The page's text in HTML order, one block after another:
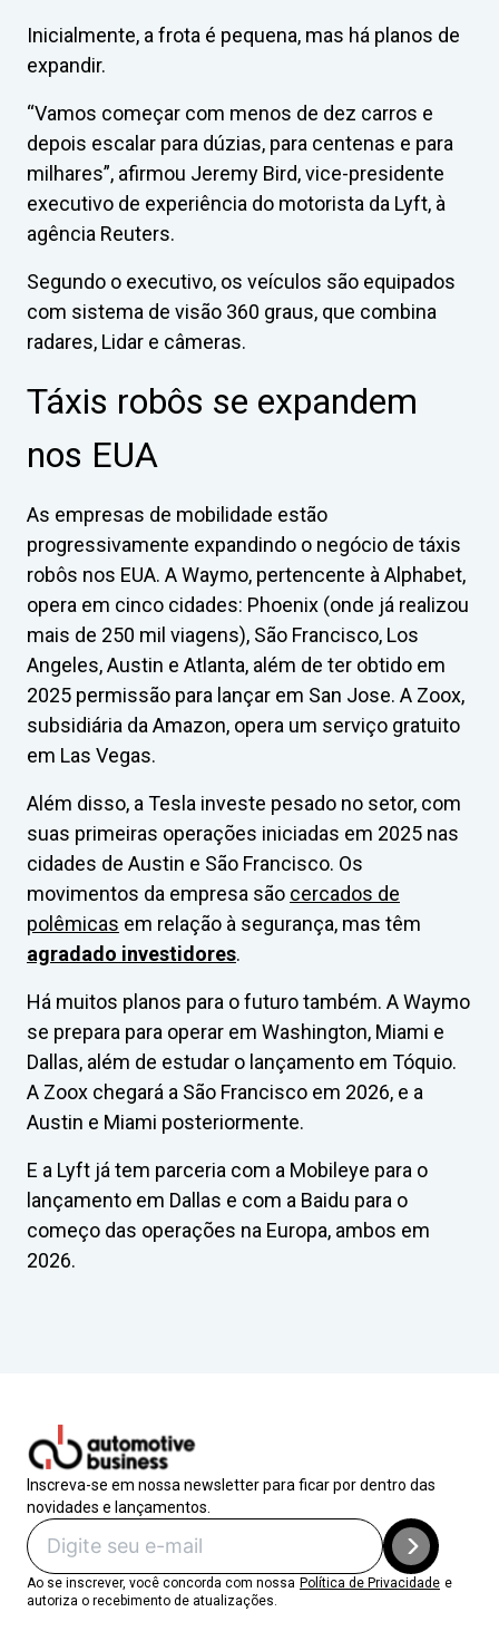
Inicialmente, a frota é pequena, mas há planos de
expandir.
“Vamos começar com menos de dez carros e
depois escalar para dúzias, para centenas e para
milhares”, afirmou Jeremy Bird, vice-presidente
executivo de experiência do motorista da Lyft, à
agência Reuters.
Segundo o executivo, os veículos são equipados
com sistema de visão 360 graus, que combina
radares, Lidar e câmeras.
Táxis robôs se expandem
nos EUA
As empresas de mobilidade estão
progressivamente expandindo o negócio de táxis
robôs nos EUA. A Waymo, pertencente à Alphabet,
opera em cinco cidades: Phoenix (onde já realizou
mais de 250 mil viagens), São Francisco, Los
Angeles, Austin e Atlanta, além de ter obtido em
2025 permissão para lançar em San Jose. A Zoox,
subsidiária da Amazon, opera um serviço gratuito
em Las Vegas.
Além disso, a Tesla investe pesado no setor, com
suas primeiras operações iniciadas em 2025 nas
cidades de Austin e São Francisco. Os
movimentos da empresa são cercados de
polêmicas em relação à segurança, mas têm
agradado investidores.
Há muitos planos para o futuro também. A Waymo
se prepara para operar em Washington, Miami e
Dallas, além de estudar o lançamento em Tóquio.
A Zoox chegará a São Francisco em 2026, e a
Austin e Miami posteriormente.
E a Lyft já tem parceria com a Mobileye para o
lançamento em Dallas e com a Baidu para o
começo das operações na Europa, ambos em
2026.
Inscreva-se em nossa newsletter para ficar por dentro das
novidades e lançamentos.
Ao se inscrever, você concorda com nossa Política de Privacidade e
autoriza o recebimento de atualizações.